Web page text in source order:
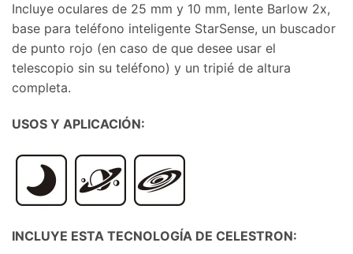
Incluye oculares de 25 mm y 10 mm, lente Barlow 2x,
base para teléfono inteligente StarSense, un buscador
de punto rojo (en caso de que desee usar el
telescopio sin su teléfono) y un tripié de altura
completa.
USOS Y APLICACIÓN:
INCLUYE ESTA TECNOLOGÍA DE CELESTRON: